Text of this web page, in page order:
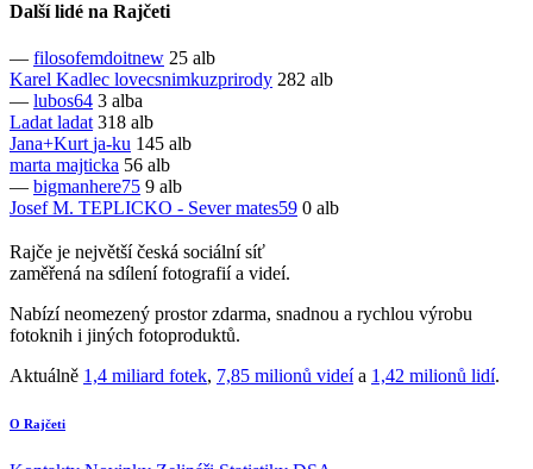
Další lidé na Rajčeti
— filosofemdoitnew 25 alb
Karel Kadlec lovecsnimkuzprirody 282 alb
— lubos64 3 alba
Ladat ladat 318 alb
Jana+Kurt ja-ku 145 alb
marta majticka 56 alb
— bigmanhere75 9 alb
Josef M. TEPLICKO - Severmates59 0 alb
Rajče je největší česká sociální síť
zaměřená na sdílení fotografií a videí.
Nabízí neomezený prostor zdarma, snadnou a rychlou výrobu
fotoknih i jiných fotoproduktů.
Aktuálně 1,4 miliard fotek, 7,85 milionů videía 1,42 milionů lidí.
O Rajčeti